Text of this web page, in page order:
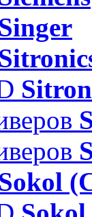
Singer
Sokol